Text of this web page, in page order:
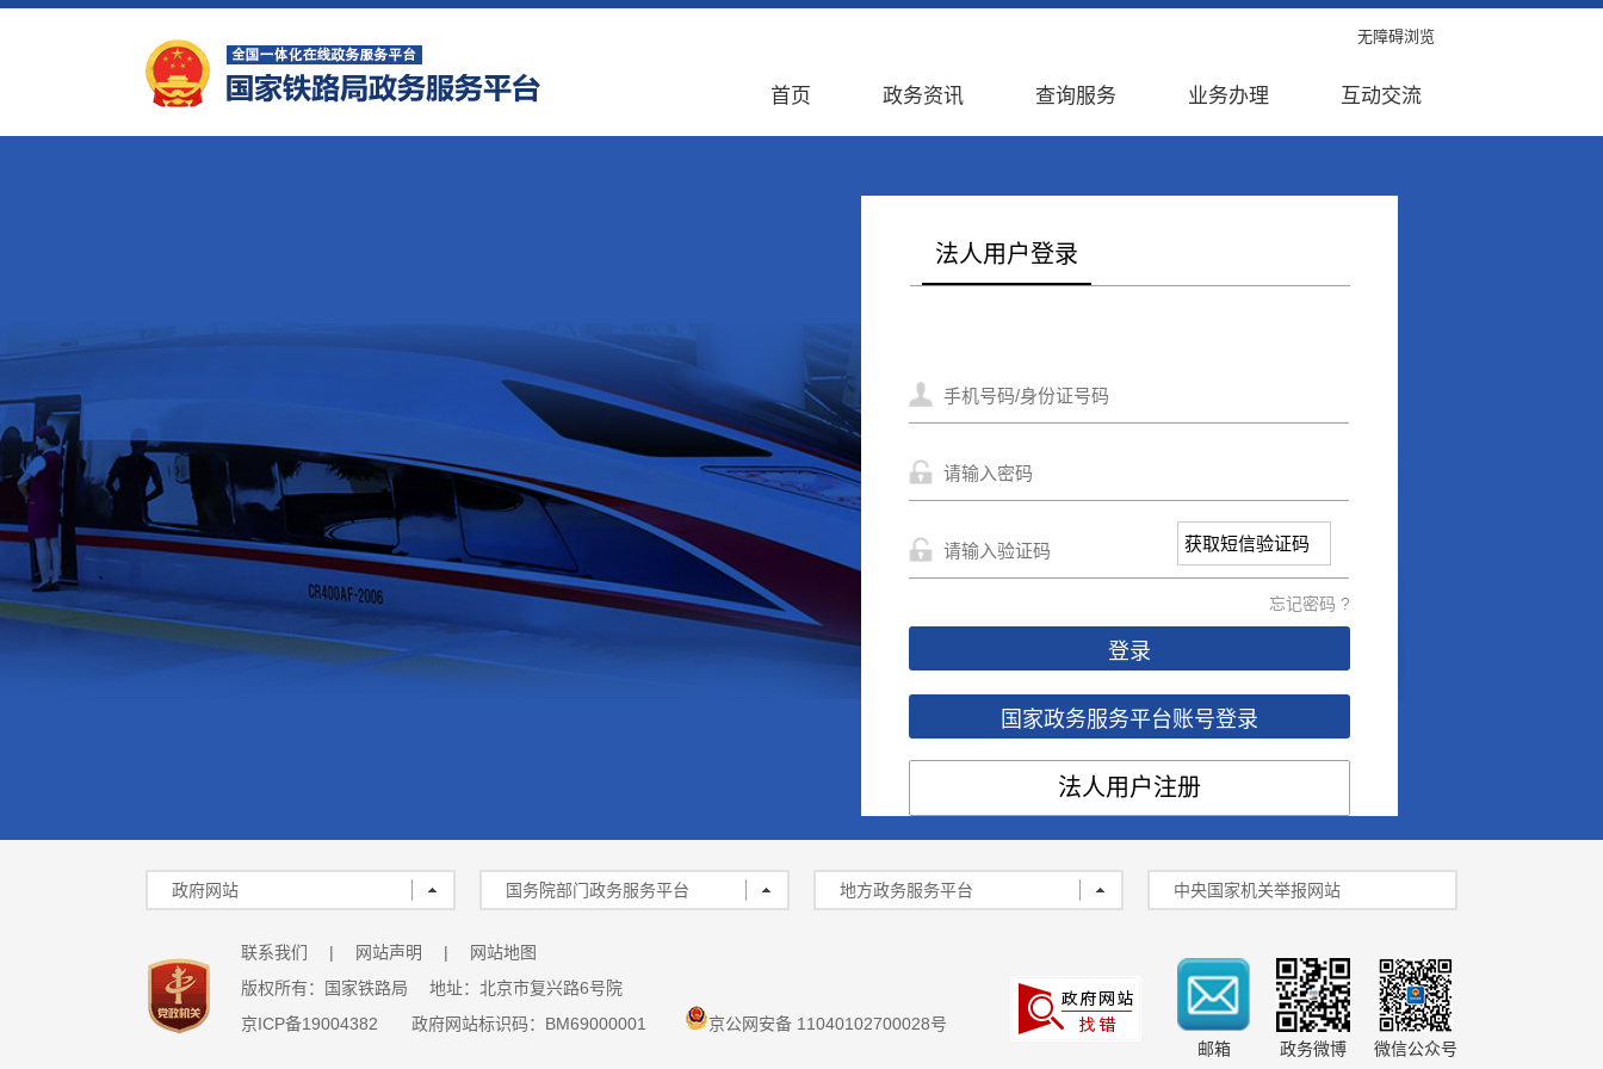
无障碍浏览
首页 政务资讯 查询服务 业务办理 互动交流
法人用户登录
忘记密码 ?
登录
国家政务服务平台账号登录
法人用户注册
政府网站 国务院部门政务服务平台 地方政务服务平台 中央国家机关举报网站
联系我们 | 网站声明 |
网站地图
版权所有：国家铁路局 地址：北京市复兴路6号院
京ICP备19004382 政府网站标识码：BM69000001
京公网安备 11040102700028号
邮箱
微信公众号
政务微博